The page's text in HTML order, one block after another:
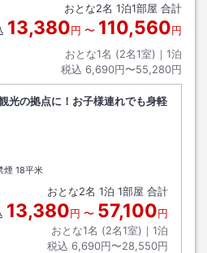
おとな2名 1泊1部屋 合計
13,380円 〜 110,560円
おとな1名 (2名1室)｜ 1泊
税込 6,690円〜55,280円
光の拠点に！お子様連れでも身軽
煙 18平米
おとな2名 1泊 1部屋 合計
13,380円 〜 57,100円
おとな1名 (2名1室)｜ 1泊
税込 6,690円〜28,550円